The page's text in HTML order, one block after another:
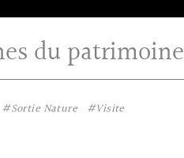
du patrimoine
#Sortie Nature #Visite